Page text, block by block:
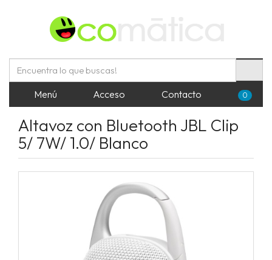
Menú Acceso Contacto 0
Altavoz con Bluetooth JBL Clip
5/ 7W/ 1.0/ Blanco